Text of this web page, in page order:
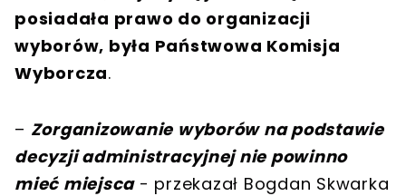
posiadała prawo do organizacji
wyborów, była Państwowa Komisja
Wyborcza.
– Zorganizowanie wyborów na podstawie
decyzji administracyjnej nie powinno
mieć miejsca- przekazał Bogdan Skwarka